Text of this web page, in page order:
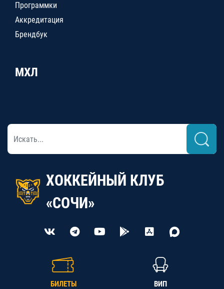
Программки
Аккредитация
Брендбук
МХЛ
ХОККЕЙНЫЙ КЛУБ
«СОЧИ»
БИЛЕТЫ ВИП